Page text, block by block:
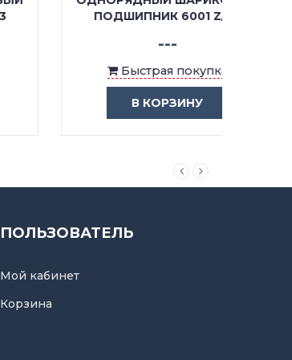
ПОДШИПНИК 6001 Z/C2
Быстрая покупка
В КОРЗИНУ
ПОЛЬЗОВАТЕЛЬ
Мой кабинет
Корзина